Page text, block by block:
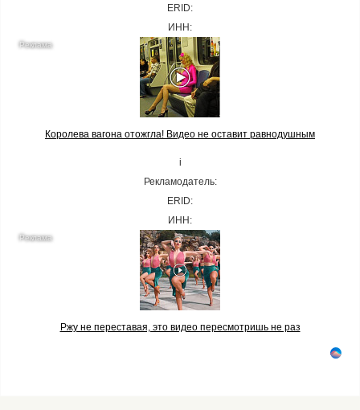
ERID:
ИНН:
Королева вагона отожгла! Видео не оставит равнодушным
i
Рекламодатель:
ERID:
ИНН:
Ржу не переставая, это видео пересмотришь не раз